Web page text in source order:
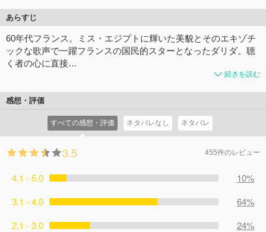
あらすじ
60年代フランス。ミス・エジプトに輝いた美貌とそのエキゾチ
ックな歌声で一躍フランスの国民的スターとなったダリダ。聴
く者の心に直接…
続きを読む
感想・評価
すべての感想・評価 ネタバレなし ネタバレ
3.5 455件のレビュー
4.1 - 5.0
10%
3.1 - 4.0
64%
2.1 - 3.0
24%